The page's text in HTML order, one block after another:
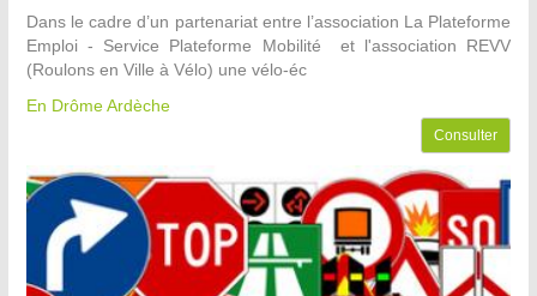
Dans le cadre d’un partenariat entre l’association La Plateforme
Emploi - Service Plateforme Mobilité et l'association REVV
(Roulons en Ville à Vélo) une vélo-éc
En Drôme Ardèche
Consulter